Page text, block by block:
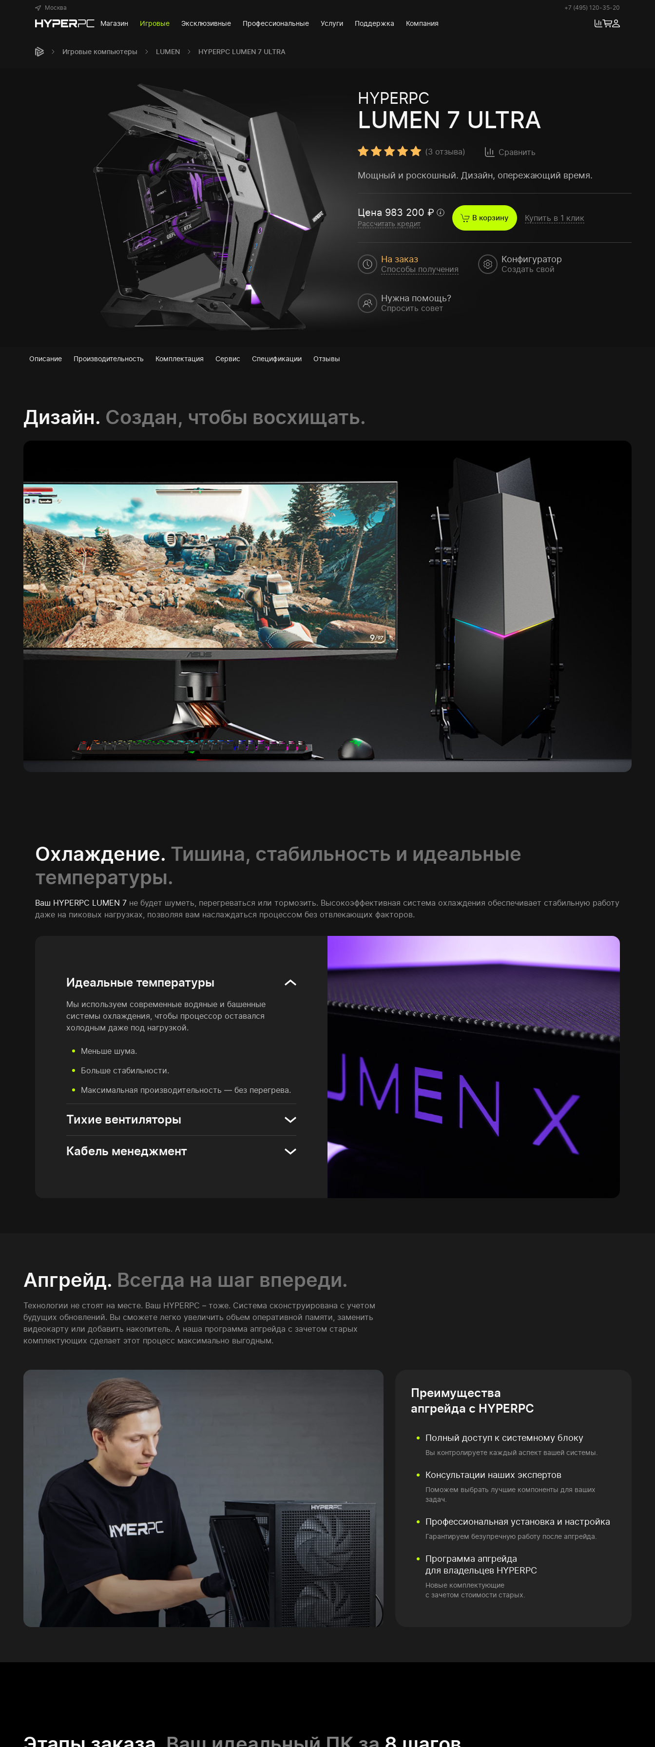
Москва +7 (495) 120-35-20
Магазин Игровые Эксклюзивные Профессиональные Услуги Поддержка Компания
Игровые компьютеры LUMEN HYPERPC LUMEN 7 ULTRA
HYPERPC
LUMEN 7 ULTRA
(3 отзыва) Сравнить
Мощный и роскошный. Дизайн, опережающий время.
Цена 983 200 ₽
Рассчитать кредит
В корзину Купить в 1 клик
На заказ
Способы получения
Конфигуратор
Создать свой
Нужна помощь?
Спросить совет
Описание Производительность Комплектация Сервис Спецификации Отзывы
Дизайн. Создан, чтобы восхищать.
Охлаждение. Тишина, стабильность и идеальные
температуры.
Ваш HYPERPC LUMEN 7 не будет шуметь, перегреваться или тормозить. Высокоэффективная система охлаждения обеспечивает стабильную работу
даже на пиковых нагрузках, позволяя вам наслаждаться процессом без отвлекающих факторов.
Идеальные температуры
Мы используем современные водяные и башенные
системы охлаждения, чтобы процессор оставался
холодным даже под нагрузкой.
Меньше шума.
Больше стабильности.
Максимальная производительность — без перегрева.
Тихие вентиляторы
Кабель менеджмент
Апгрейд. Всегда на шаг впереди.
Технологии не стоят на месте. Ваш HYPERPC – тоже. Система сконструирована с учетом
будущих обновлений. Вы сможете легко увеличить объем оперативной памяти, заменить
видеокарту или добавить накопитель. А наша программа апгрейда с зачетом старых
комплектующих сделает этот процесс максимально выгодным.
Преимущества
апгрейда с HYPERPC
Полный доступ к системному блоку
Вы контролируете каждый аспект вашей системы.
Консультации наших экспертов
Поможем выбрать лучшие компоненты для ваших
задач.
Профессиональная установка и настройка
Гарантируем безупречную работу после апгрейда.
Программа апгрейда
для владельцев HYPERPC
Новые комплектующие
с зачетом стоимости старых.